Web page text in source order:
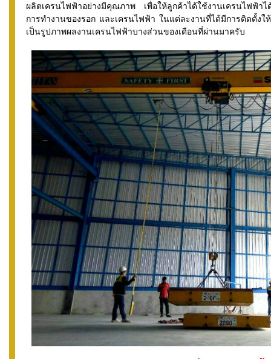
ผลิตเครนไฟฟ้าอย่างมีคุณภาพ เพื่อให้ลูกค้าได้ใช้งานเครนไฟฟ้า
การทำงานของรอก และเครนไฟฟ้า ในแต่ละงานที่ได้มีการติดตั้ง
เป็นรูปภาพผลงานเครนไฟฟ้าบางส่วนของเดือนที่ผ่านมาครับ